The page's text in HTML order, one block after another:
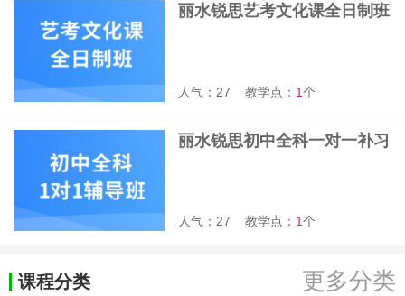
丽水锐思艺考文化课全日制班
人气：27 教学点： 1个
丽水锐思初中全科一对一补习
人气：27 教学点： 1个
课程分类 更多分类